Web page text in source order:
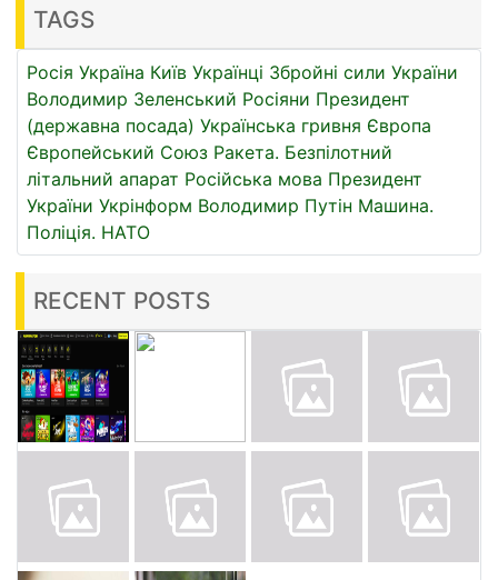
TAGS
Росія Україна Київ Українці Збройні сили України
Володимир Зеленський Росіяни Президент
(державна посада) Українська гривня Європа
Європейський Союз Ракета. Безпілотний
літальний апарат Російська мова Президент
України Укрінформ Володимир Путін Машина.
Поліція. НАТО
RECENT POSTS